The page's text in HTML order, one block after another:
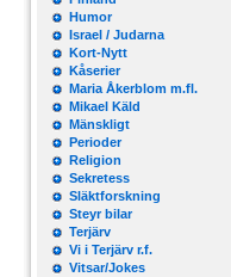
Humor
Israel / Judarna
Kort-Nytt
Kåserier
Maria Åkerblom m.fl.
Mikael Käld
Mänskligt
Perioder
Religion
Sekretess
Släktforskning
Steyr bilar
Terjärv
Vi i Terjärv r.f.
Vitsar/Jokes